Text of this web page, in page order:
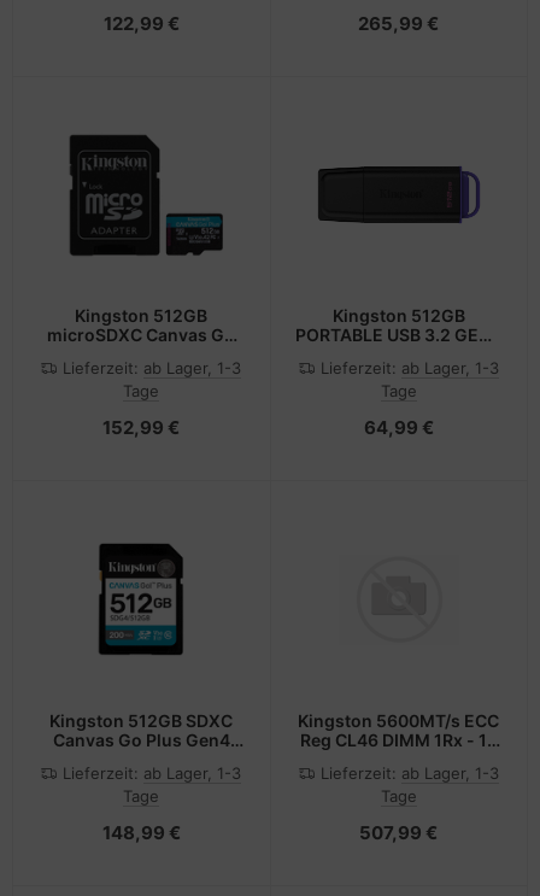
122,99 € 265,99 €
Kingston 512GB
microSDXC Canvas Go
U3 V30 Card+ Adapter -
Micro SD - Secure Digital
Lieferzeit: ab Lager, 1-3
Tage
152,99 €
Kingston 512GB
PORTABLE USB 3.2 GEN 1
BLACK/PURPLE - 512 GB
Lieferzeit: ab Lager, 1-3
Tage
64,99 €
Kingston 512GB SDXC
Canvas Go Plus Gen4
Secure Digital (SD)
Lieferzeit: ab Lager, 1-3
Tage
148,99 €
Kingston 5600MT/s ECC
Reg CL46 DIMM 1Rx - 16
Lieferzeit: ab Lager, 1-3
Tage
507,99 €